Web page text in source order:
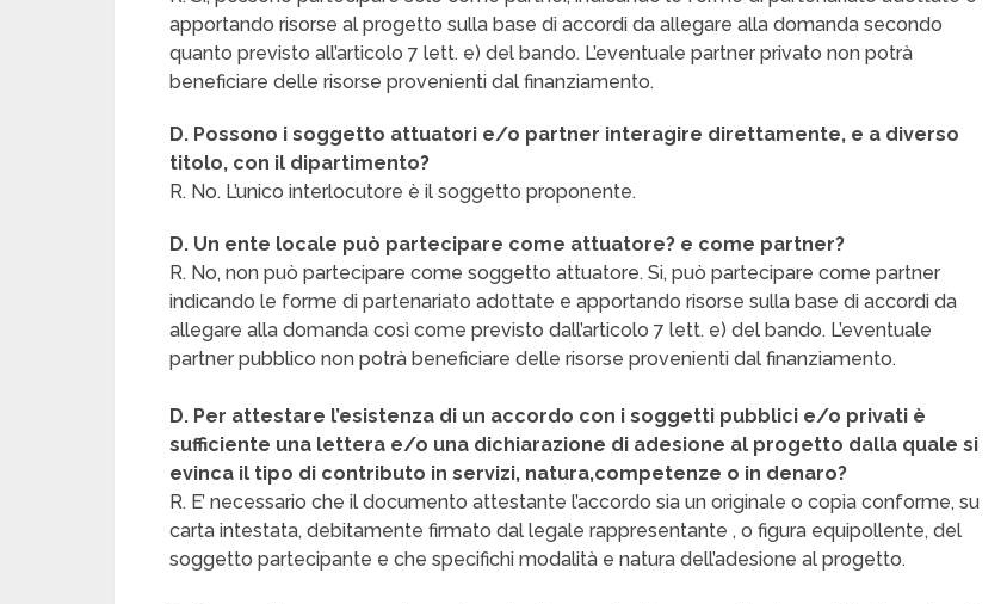
apportando risorse al progetto sulla base di accordi da allegare alla domanda secondo
quanto previsto all’articolo 7 lett. e) del bando. L’eventuale partner privato non potrà
beneficiare delle risorse provenienti dal finanziamento.
D. Possono i soggetto attuatori e/o partner interagire direttamente, e a diverso
titolo, con il dipartimento?
R. No. L’unico interlocutore è il soggetto proponente.
D. Un ente locale può partecipare come attuatore? e come partner?
R. No, non può partecipare come soggetto attuatore. Si, può partecipare come partner
indicando le forme di partenariato adottate e apportando risorse sulla base di accordi da
allegare alla domanda così come previsto dall’articolo 7 lett. e) del bando. L’eventuale
partner pubblico non potrà beneficiare delle risorse provenienti dal finanziamento.
D. Per attestare l’esistenza di un accordo con i soggetti pubblici e/o privati è
sufficiente una lettera e/o una dichiarazione di adesione al progetto dalla quale si
evinca il tipo di contributo in servizi, natura,competenze o in denaro?
R. E’ necessario che il documento attestante l’accordo sia un originale o copia conforme, su
carta intestata, debitamente firmato dal legale rappresentante , o figura equipollente, del
soggetto partecipante e che specifichi modalità e natura dell’adesione al progetto.